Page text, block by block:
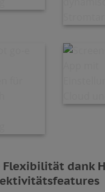
Flexibilität dank